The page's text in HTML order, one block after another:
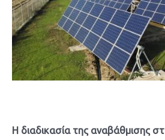
Η διαδικασία της αναβάθμισης